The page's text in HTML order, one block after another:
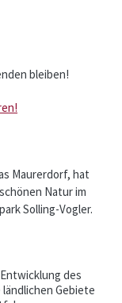
bleiben!
Maurerdorf, hat
Natur im
Solling-Vogler.